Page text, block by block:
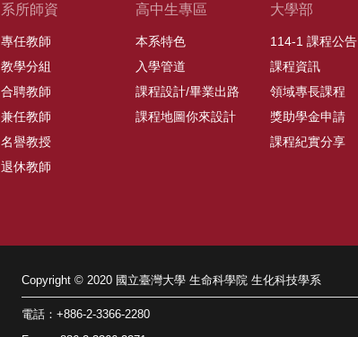
系所師資
專任教師
教學分組
合聘教師
兼任教師
名譽教授
退休教師
高中生專區
本系特色
入學管道
課程設計/畢業出路
課程地圖你來設計
大學部
114-1 課程公告
課程資訊
領域專長課程
獎助學金申請
課程紀實分享
Copyright © 2020 國立臺灣大學 生命科學院 生化科技學系
電話：+886-2-3366-2280